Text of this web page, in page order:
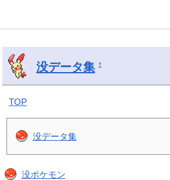
没データ集 †
TOP
没データ集
没ポケモン